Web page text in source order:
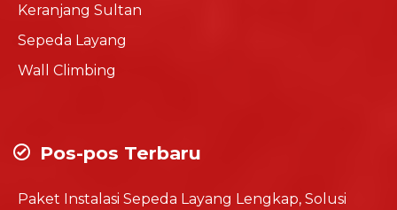
Keranjang Sultan
Sepeda Layang
Wall Climbing
Pos-pos Terbaru
Paket Instalasi Sepeda Layang Lengkap, Solusi